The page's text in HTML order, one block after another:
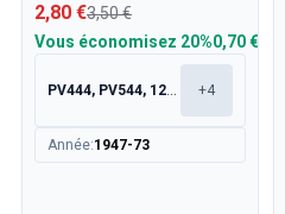
2,80 €3,50 €
Vous économisez 20%0,70 €
PV444, PV544, 120, 130 +4
Année:1947-73